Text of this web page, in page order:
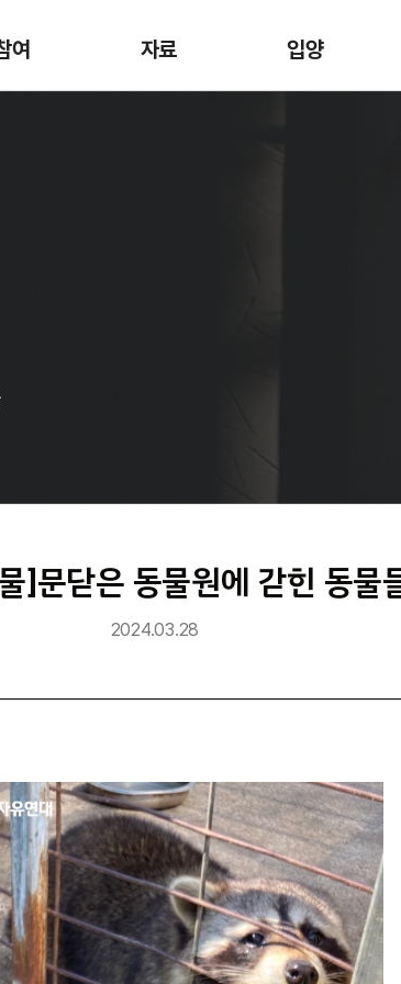
여 자료 입양
]문닫은 동물원에 갇힌 동물
2024.03.28